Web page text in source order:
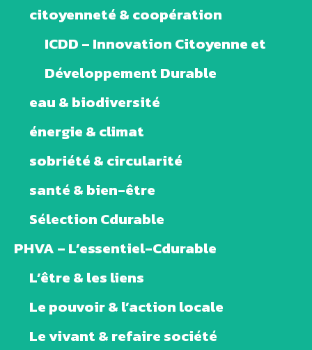
citoyenneté & coopération
ICDD – Innovation Citoyenne et
Développement Durable
eau & biodiversité
énergie & climat
sobriété & circularité
santé & bien-être
Sélection Cdurable
PHVA – L’essentiel-Cdurable
L’être & les liens
Le pouvoir & l’action locale
Le vivant & refaire société